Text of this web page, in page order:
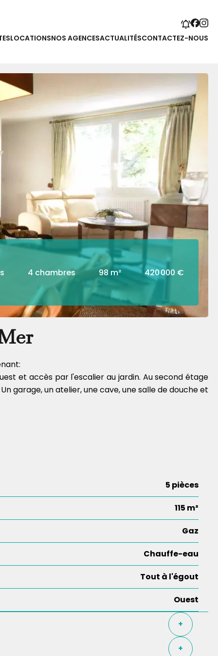
LOCATIONSNOS AGENCESACTUALITÉSCONTACTEZ-NOUS
4 chambres 98 m² 420 000 €
et accès par l'escalier au jardin. Au second étage
garage, un atelier, une cave, une salle de douche et
5 pièces
115 m²
Gaz
Chauffe-eau
Tout à l'égout
Ouest
+
+